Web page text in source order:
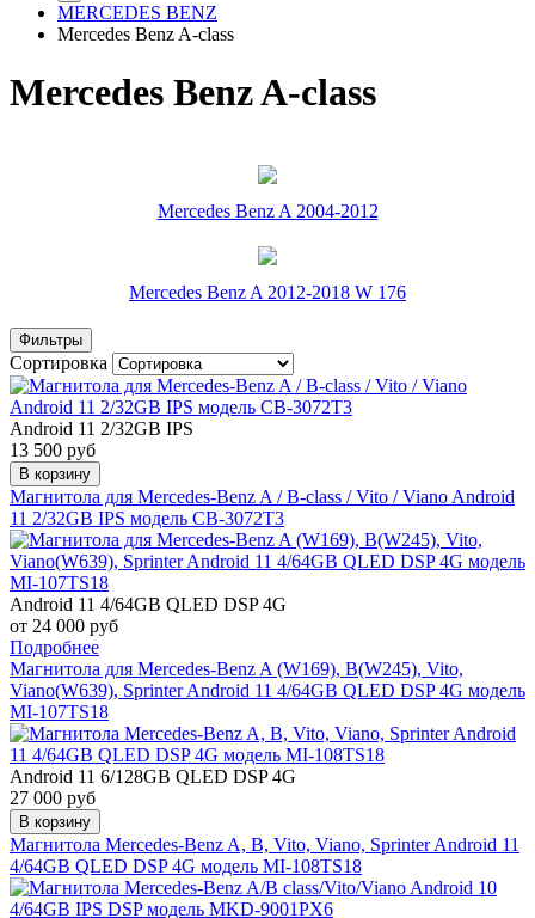
MERCEDES BENZ
Mercedes Benz A-class
Mercedes Benz A-class
Mercedes Benz A 2004-2012
Mercedes Benz A 2012-2018 W 176
Фильтры
Сортировка
Android 11 2/32GB IPS
13 500 руб
В корзину
Магнитола для Mercedes-Benz A / B-class / Vito / Viano Android
11 2/32GB IPS модель CB-3072T3
Android 11 4/64GB QLED DSP 4G
от 24 000 руб
Подробнее
Магнитола для Mercedes-Benz A (W169), B(W245), Vito,
Viano(W639), Sprinter Android 11 4/64GB QLED DSP 4G модель
MI-107TS18
Android 11 6/128GB QLED DSP 4G
27 000 руб
В корзину
Магнитола Mercedes-Benz A, B, Vito, Viano, Sprinter Android 11
4/64GB QLED DSP 4G модель MI-108TS18